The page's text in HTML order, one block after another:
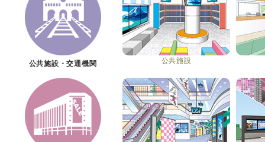
公共施設・交通機関 公共施設